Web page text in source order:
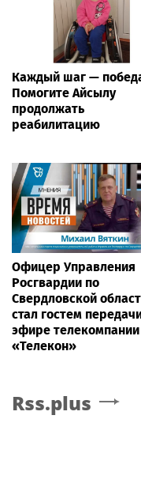
Каждый шаг —
Помогите Айсылу
продолжать
реабилитацию
Офицер Управления
Росгвардии по
Свердловской
стал гостем
эфире телекомпании
«Телекон»
Rss.plus